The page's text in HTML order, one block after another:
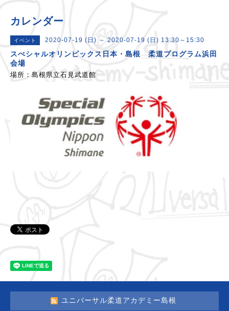
カレンダー
イベント 2020-07-19 (日) ～ 2020-07-19 (日) 13:30～15:30
スぺシャルオリンピックス日本・島根 柔道プログラム浜田
会場
場所：島根県立石見武道館
ユニバーサル柔道アカデミー島根